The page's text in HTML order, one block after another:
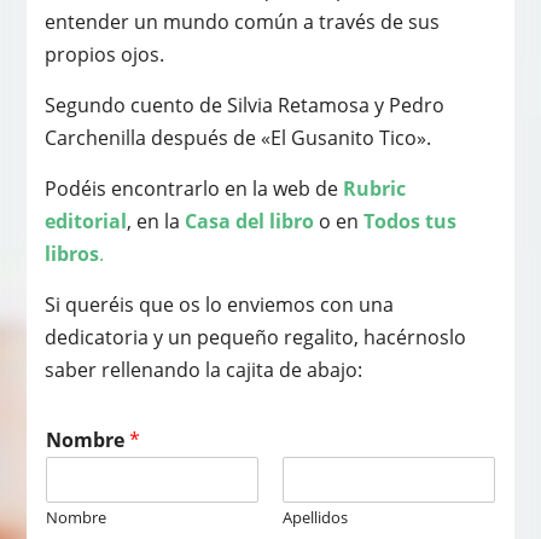
entender un mundo común a través de sus
propios ojos.
Segundo cuento de Silvia Retamosa y Pedro
Carchenilla después de «El Gusanito Tico».
Podéis encontrarlo en la web de Rubric
editorial, en la Casa del libro o en Todos tus
libros.
Si queréis que os lo enviemos con una
dedicatoria y un pequeño regalito, hacérnoslo
saber rellenando la cajita de abajo:
Nombre*
Nombre Apellidos